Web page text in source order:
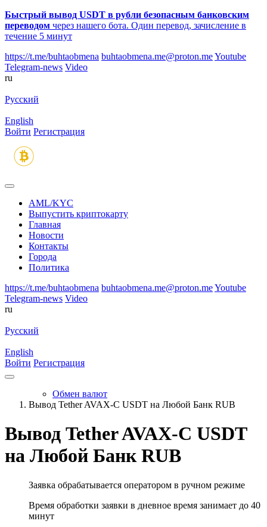
Быстрый вывод USDT в рубли безопасным банковским
переводом через нашего бота. Один перевод, зачисление в
течение 5 минут
https://t.me/buhtaobmena buhtaobmena.me@proton.meYoutube
Telegram-news Video
ru
Русский
English
Войти Регистрация
AML/KYC
Выпустить криптокарту
Главная
Новости
Контакты
Города
Политика
https://t.me/buhtaobmena buhtaobmena.me@proton.meYoutube
Telegram-news Video
ru
Русский
English
Войти Регистрация
Обмен валют
Вывод Tether AVAX-C USDT на Любой Банк RUB
Вывод Tether AVAX-C USDT
на Любой Банк RUB
Заявка обрабатывается оператором в ручном режиме
Время обработки заявки в дневное время занимает до 40
минут